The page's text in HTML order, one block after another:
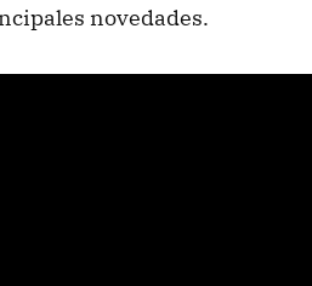
novedades.